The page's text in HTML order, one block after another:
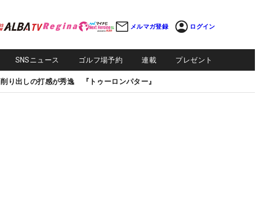
メルマガ登録 ログイン
SNSニュース ゴルフ場予約 連載 プレゼント
削り出しの打感が秀逸 『トゥーロンパター』